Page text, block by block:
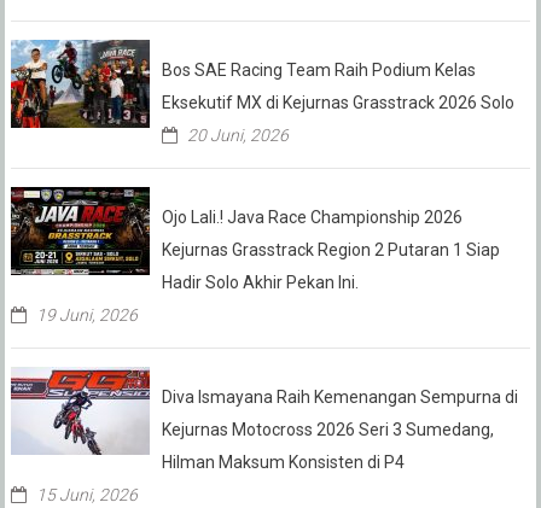
Bos SAE Racing Team Raih Podium Kelas
Eksekutif MX di Kejurnas Grasstrack 2026 Solo
20 Juni, 2026
Ojo Lali.! Java Race Championship 2026
Kejurnas Grasstrack Region 2 Putaran 1 Siap
Hadir Solo Akhir Pekan Ini.
19 Juni, 2026
Diva Ismayana Raih Kemenangan Sempurna di
Kejurnas Motocross 2026 Seri 3 Sumedang,
Hilman Maksum Konsisten di P4
15 Juni, 2026